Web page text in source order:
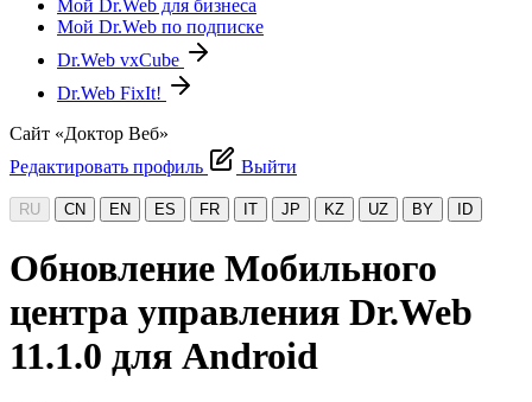
Мой Dr.Web для бизнеса
Мой Dr.Web по подписке
Dr.Web vxCube
Dr.Web FixIt!
Сайт «Доктор Веб»
Редактировать профиль
Выйти
RU CN EN ES FR IT JP KZ UZ BY ID
Обновление Мобильного
центра управления Dr.Web
11.1.0 для Android